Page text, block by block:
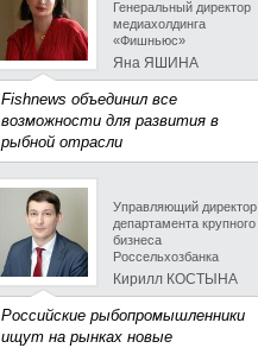
Генеральный директор
медиахолдинга
«Фишньюс»
Яна ЯШИНА
Fishnews объединил все
возможности для развития в
рыбной отрасли
Управляющий директор
департамента крупного
бизнеса
Россельхозбанка
Кирилл КОСТЫНА
Российские рыбопромышленники
ищут на рынках новые